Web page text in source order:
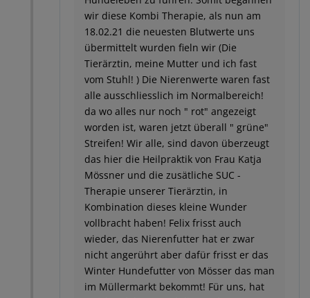
wir diese Kombi Therapie, als nun am
18.02.21 die neuesten Blutwerte uns
übermittelt wurden fieln wir (Die
Tierärztin, meine Mutter und ich fast
vom Stuhl! ) Die Nierenwerte waren fast
alle ausschliesslich im Normalbereich!
da wo alles nur noch " rot" angezeigt
worden ist, waren jetzt überall " grüne"
Streifen! Wir alle, sind davon überzeugt
das hier die Heilpraktik von Frau Katja
Mössner und die zusätliche SUC -
Therapie unserer Tierärztin, in
Kombination dieses kleine Wunder
vollbracht haben! Felix frisst auch
wieder, das Nierenfutter hat er zwar
nicht angerührt aber dafür frisst er das
Winter Hundefutter von Mösser das man
im Müllermarkt bekommt! Für uns, hat